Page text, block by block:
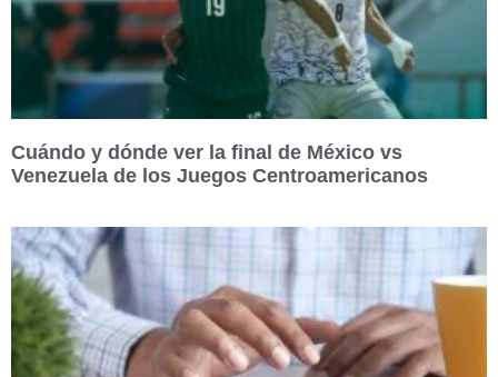
Cuándo y dónde ver la final de México vs
Venezuela de los Juegos Centroamericanos